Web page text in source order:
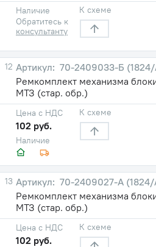
Наличие
Обратитесь к
консультанту
К схеме
12
70-2409033-Б (1824/
Ремкомплект механизма
МТЗ (стар. обр.)
Наличие
Цена с НДС
102 руб.
К схеме
13
70-2409027-А (1824/
Ремкомплект механизма
МТЗ (стар. обр.)
Цена с НДС
102 руб.
К схеме